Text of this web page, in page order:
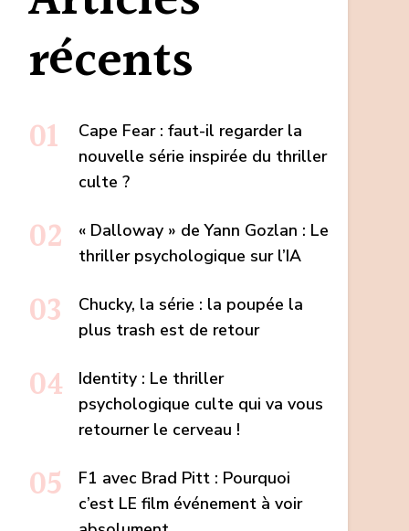
d’Amandine
récents
Cape Fear : faut-il regarder la
nouvelle série inspirée du thriller
culte ?
« Dalloway » de Yann Gozlan : Le
thriller psychologique sur l’IA
Chucky, la série : la poupée la
plus trash est de retour
Identity : Le thriller
psychologique culte qui va vous
retourner le cerveau !
F1 avec Brad Pitt : Pourquoi
c’est LE film événement à voir